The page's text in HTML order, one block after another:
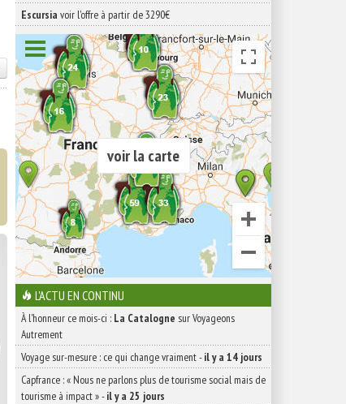
Escursia voir l'offre à partir de 3290€
voir la carte
L'ACTU EN CONTINU
À l'honneur ce mois-ci : La Catalogne sur Voyageons
Autrement
Voyage sur-mesure : ce qui change vraiment-il y a 14 jours
Capfrance : « Nous ne parlons plus de tourisme social mais de
tourisme à impact »-il y a 25 jours